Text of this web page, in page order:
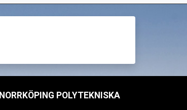
NORRKÖPING POLYTEKNISKA